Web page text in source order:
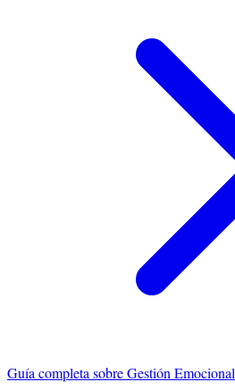
Guía completa sobreGestión Emocional